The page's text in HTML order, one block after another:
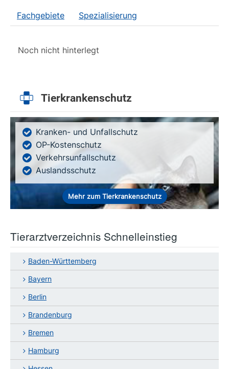
Fachgebiete Spezialisierung
Noch nicht hinterlegt
Tierkrankenschutz
Kranken- und Unfallschutz
OP-Kostenschutz
Verkehrsunfallschutz
Auslandsschutz
Mehr zum Tierkrankenschutz
Tierarztverzeichnis Schnelleinstieg
Baden-Württemberg
Bayern
Berlin
Brandenburg
Bremen
Hamburg